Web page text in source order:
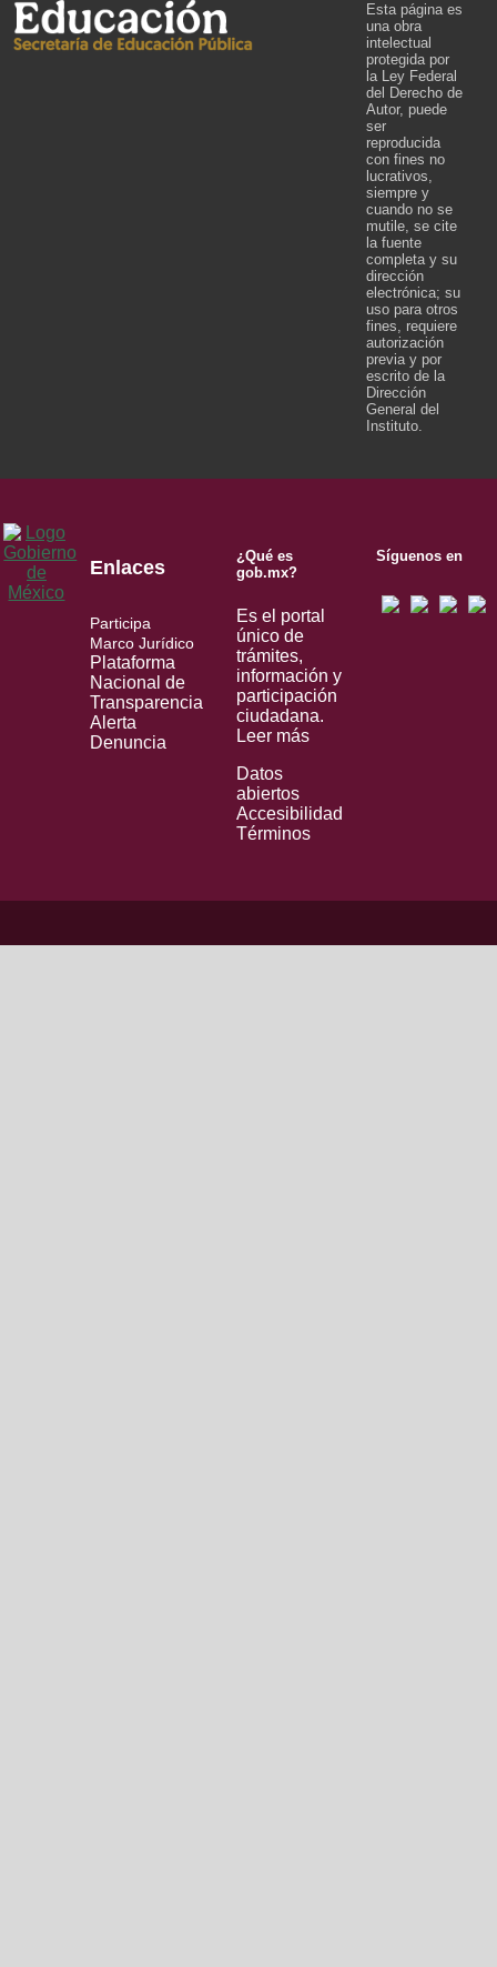
Esta página es
una obra
intelectual
protegida por
la Ley Federal
del Derecho de
Autor, puede
ser
reproducida
con fines no
lucrativos,
siempre y
cuando no se
mutile, se cite
la fuente
completa y su
dirección
electrónica; su
uso para otros
fines, requiere
autorización
previa y por
escrito de la
Dirección
General del
Instituto.
Enlaces
Participa
Marco Jurídico
Plataforma
Nacional de
Transparencia
Alerta
Denuncia
¿Qué es
gob.mx?
Es el portal
único de
trámites,
información y
participación
ciudadana.
Leer más
Datos
abiertos
Accesibilidad
Términos
Síguenos en